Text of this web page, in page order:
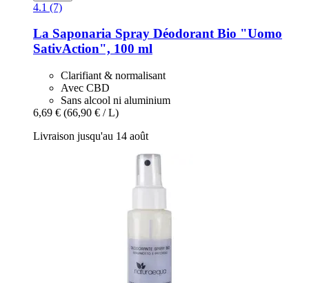
4.1 (7)
La Saponaria Spray Déodorant Bio "Uomo
SativAction", 100 ml
Clarifiant & normalisant
Avec CBD
Sans alcool ni aluminium
6,69 € (66,90 € / L)
Livraison jusqu'au 14 août